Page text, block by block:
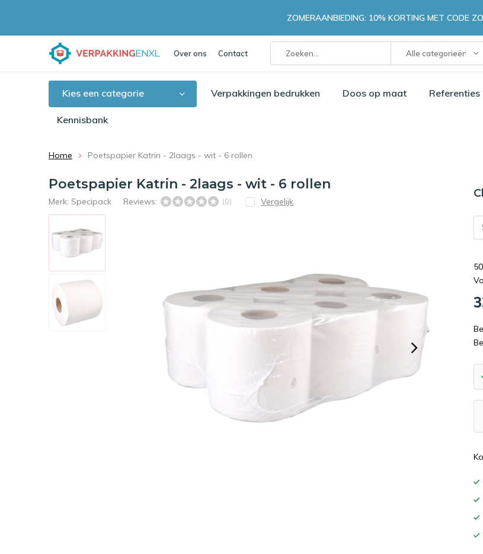
Over ons Contact Alle categorieën
ZOMERAANBIEDING: 10% KORTING MET CODE
Kies een categorie Verpakkingen bedrukken Doos op maat Referenties
Kennisbank
Home Poetspapier Katrin - 2laags - wit - 6 rollen
Poetspapier Katrin - 2laags - wit - 6 rollen
Merk: Specipack Reviews: (0) Vergelijk